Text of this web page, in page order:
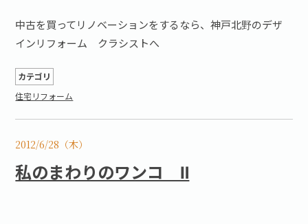
中古を買ってリノベーションをするなら、神戸北野のデザ
インリフォーム クラシストへ
カテゴリ
住宅リフォーム
2012/6/28（木）
私のまわりのワンコ Ⅱ